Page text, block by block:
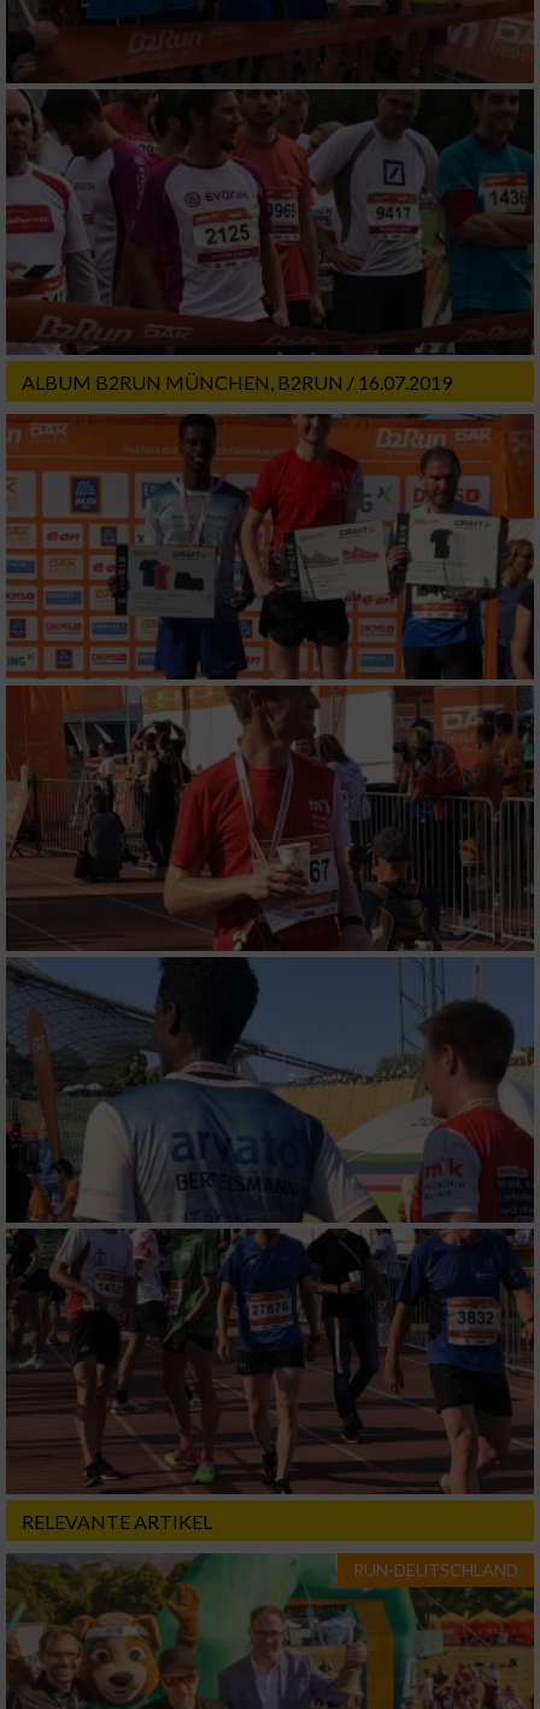
ALBUM B2RUN MÜNCHEN, B2RUN / 16.07.2019
RELEVANTE ARTIKEL
RUN-DEUTSCHLAND
Verwendung genauer Standortdaten
Geräte anhand von aktiv angeforderten
Informationen identifizieren
Nicht-IAB-Verarbeitungszwecke:
Notwendig
Performance
Funktional
Werbung